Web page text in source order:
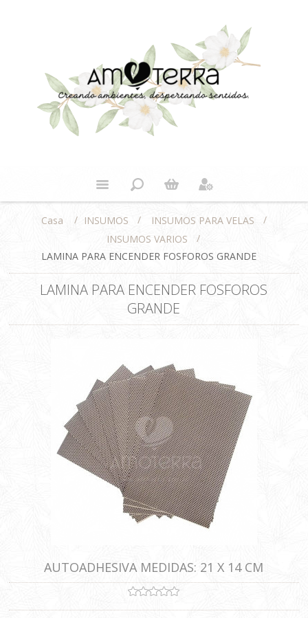
Casa / INSUMOS / INSUMOS PARA VELAS
/
INSUMOS VARIOS
/
LAMINA PARA ENCENDER FOSFOROS GRANDE
LAMINA PARA ENCENDER FOSFOROS
GRANDE
AUTOADHESIVA MEDIDAS: 21 X 14 CM